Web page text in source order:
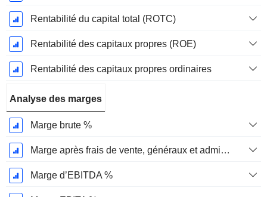
Rentabilité du capital total (ROTC)
Rentabilité des capitaux propres (ROE)
Rentabilité des capitaux propres ordinaires
Analyse des marges
Marge brute %
Marge après frais de vente, généraux et administratifs %
Marge d’EBITDA %